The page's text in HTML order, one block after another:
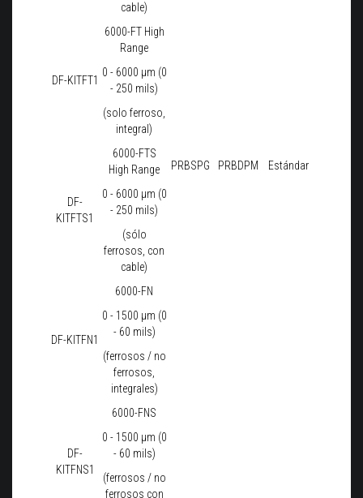
PRBSPG PRBDPM Estándar
cable)
DF-KITFT1
6000-FT High
Range
0 - 6000 μm (0
- 250 mils)
(solo ferroso,
integral)
DF-
KITFTS1
6000-FTS
High Range
0 - 6000 μm (0
- 250 mils)
(sólo
ferrosos, con
cable)
DF-KITFN1
6000-FN
0 - 1500 μm (0
- 60 mils)
(ferrosos / no
ferrosos,
integrales)
DF-
KITFNS1
6000-FNS
0 - 1500 μm (0
- 60 mils)
(ferrosos / no
ferrosos con